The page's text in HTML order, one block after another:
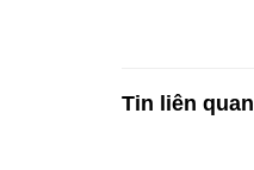
Tin liên quan